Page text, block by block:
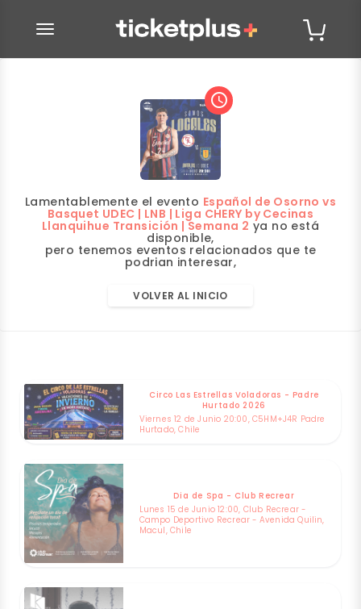
desplegar navegación
access_time
Lamentablemente el evento Español de Osorno vs
Basquet UDEC | LNB | Liga CHERY by Cecinas
Llanquihue Transición | Semana 2 ya no está
disponible,
pero tenemos eventos relacionados que te
podrian interesar,
VOLVER AL INICIO
Circo Las Estrellas Voladoras - Padre
Hurtado 2026
Viernes 12 de Junio 20:00, C5HM+J4R Padre
Hurtado, Chile
Dia de Spa - Club Recrear
Lunes 15 de Junio 12:00, Club Recrear -
Campo Deportivo Recrear - Avenida Quilin,
Macul, Chile